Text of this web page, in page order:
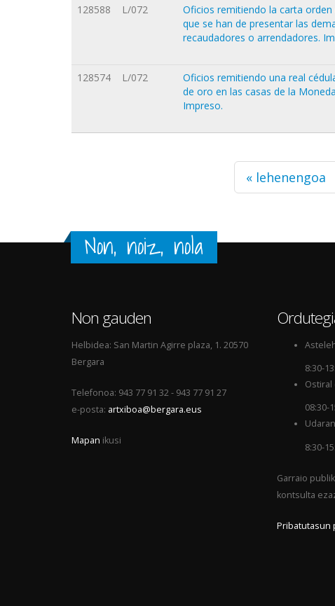
128588 L/072
Oficios remitiendo la carta
que se han de presentar las
recaudadores o arrendadores.
128574 L/072
Oficios remitiendo una real
de oro en las casas de la
Impreso.
« lehenengoa
Non, noiz, nola
Non gauden
Helbidea: San Martin Agirre plaza, 1. 20570
Bergara
Telefonoa: 943 77 91 32 - 943 77 91 27
e-posta: artxiboa@bergara.eus
Mapan ikusi
8:30-
Ostiral
08:30-
8:30-
Garraio
kontsulta
Pribatutasun